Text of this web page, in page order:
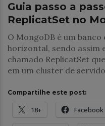
Guia passo a
ReplicatSet no
O MongoDB é um
horizontal, sendo assim
chamado ReplicatSet
em um cluster de
Compartilhe este post:
18+ Facebook